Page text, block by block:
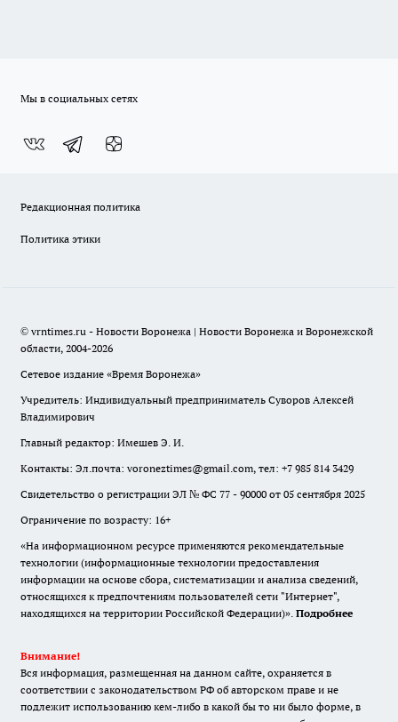
Мы в социальных сетях
Редакционная политика
Политика этики
© vrntimes.ru - Новости Воронежа | Новости Воронежа и Воронежской
области, 2004-2026
Сетевое издание «Время Воронежа»
Учредитель: Индивидуальный предприниматель Суворов Алексей
Владимирович
Главный редактор: Имешев Э. И.
Контакты: Эл.почта: voroneztimes@gmail.com, тел: +7 985 814 3429
Свидетельство о регистрации ЭЛ № ФС 77 - 90000 от 05 сентября 2025
Ограничение по возрасту: 16+
«На информационном ресурсе применяются рекомендательные
технологии (информационные технологии предоставления
информации на основе сбора, систематизации и анализа сведений,
относящихся к предпочтениям пользователей сети "Интернет",
находящихся на территории Российской Федерации)». Подробнее
Внимание!
Вся информация, размещенная на данном сайте, охраняется в
соответствии с законодательством РФ об авторском праве и не
подлежит использованию кем-либо в какой бы то ни было форме, в